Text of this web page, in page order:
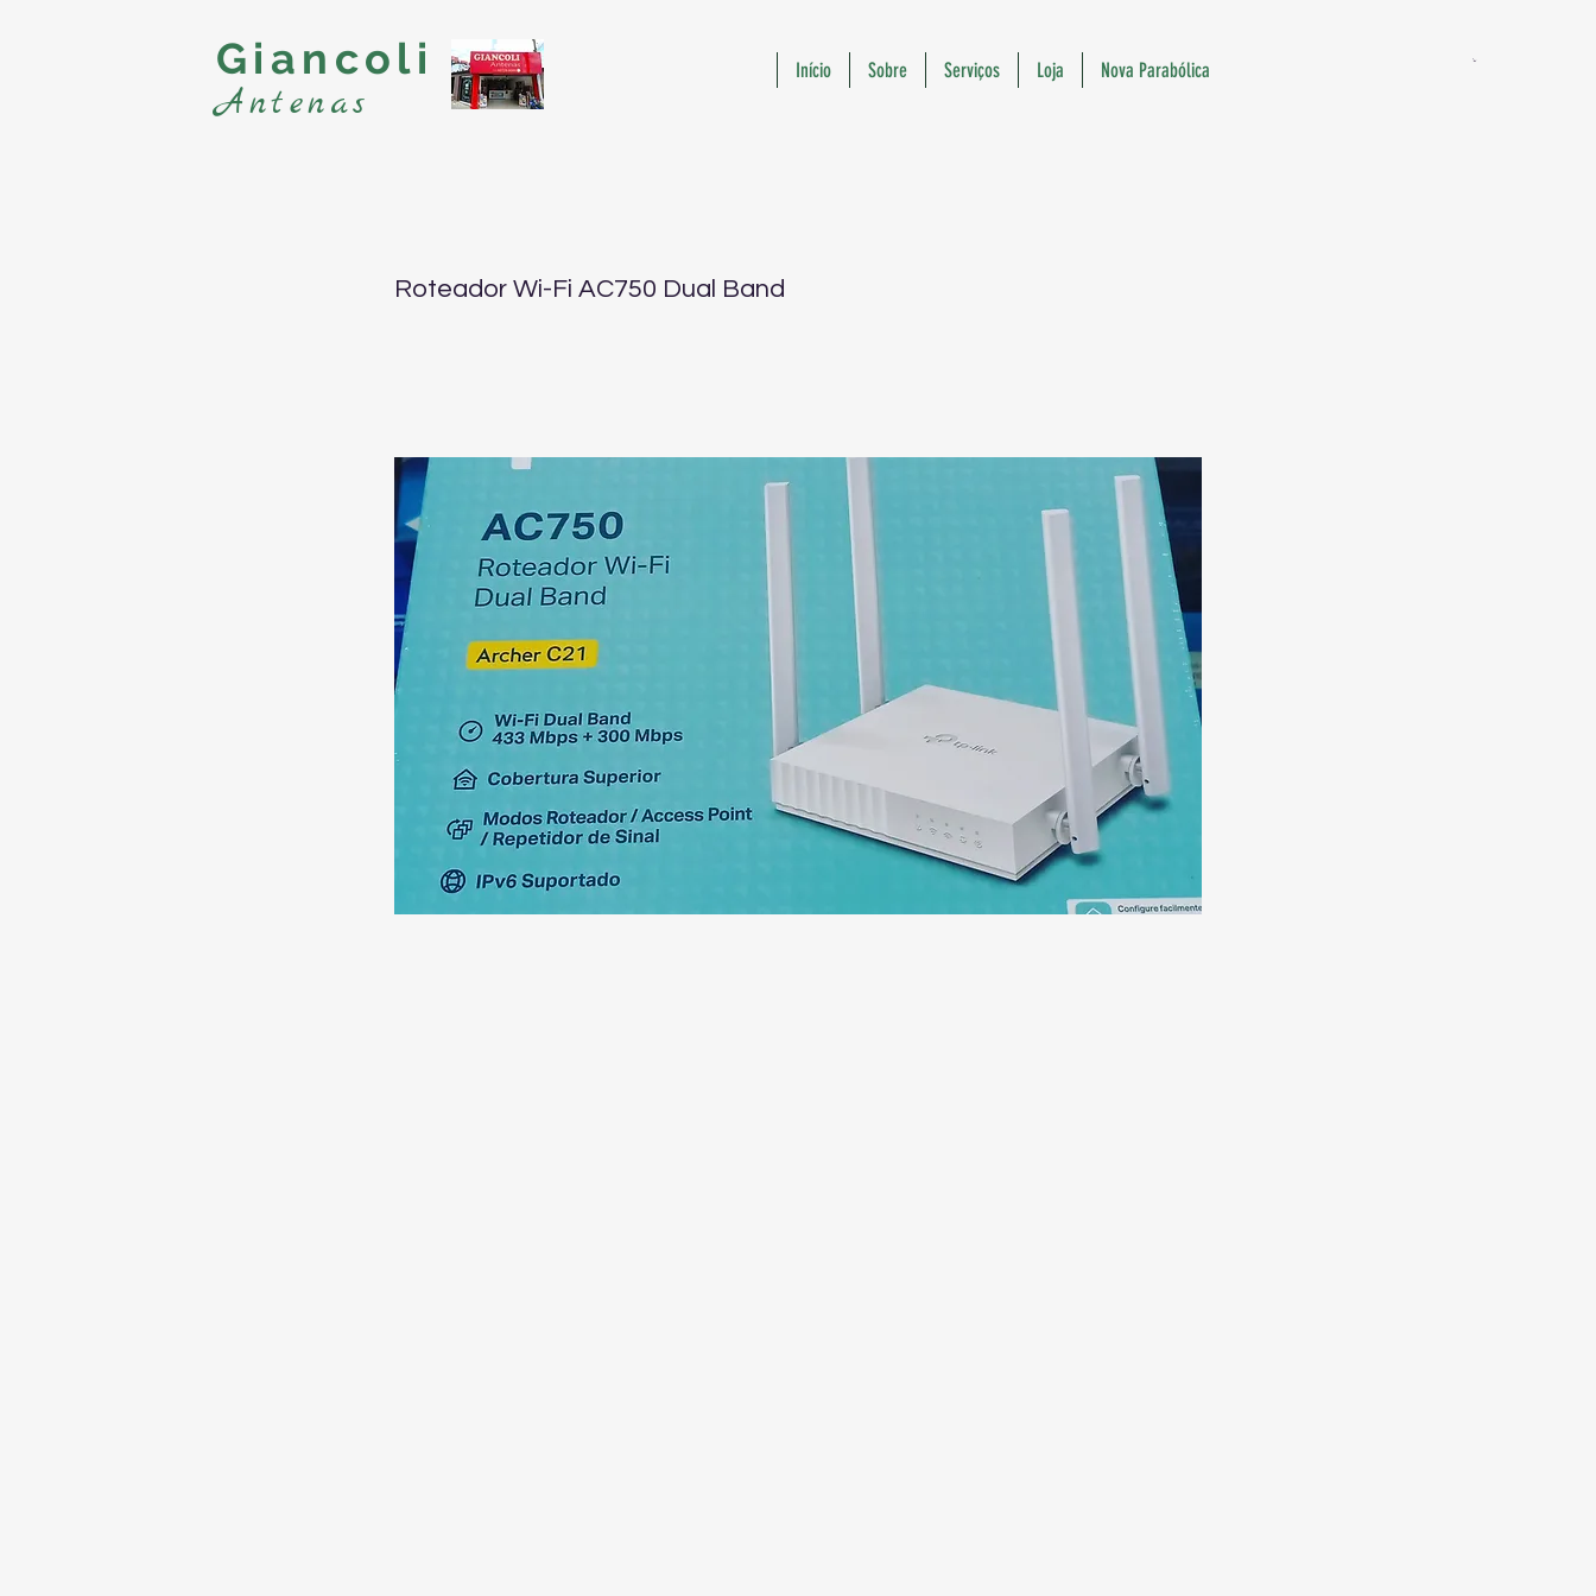
Início Sobre Serviços Loja Nova Parabólica
Giancoli
Antenas
Roteador Wi-Fi AC750 Dual Band